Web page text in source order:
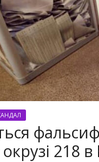
218 в